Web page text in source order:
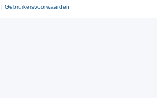
| Gebruikersvoorwaarden